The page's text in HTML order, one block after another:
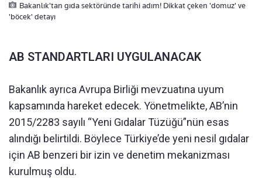
Bakanlık'tan gıda sektöründe tarihi adım! Dikkat çeken 'domuz' ve
'böcek' detayı
AB STANDARTLARI UYGULANACAK
Bakanlık ayrıca Avrupa Birliği mevzuatına uyum
kapsamında hareket edecek. Yönetmelikte, AB’nin
2015/2283 sayılı “Yeni Gıdalar Tüzüğü”nün esas
alındığı belirtildi. Böylece Türkiye’de yeni nesil gıdalar
için AB benzeri bir izin ve denetim mekanizması
kurulmuş oldu.